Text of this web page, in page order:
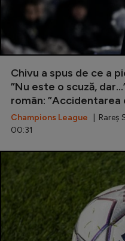
Chivu a spus de ce a
”Nu este o scuză,
român: ”Accidentarea
Champions League | Rareș
00:31